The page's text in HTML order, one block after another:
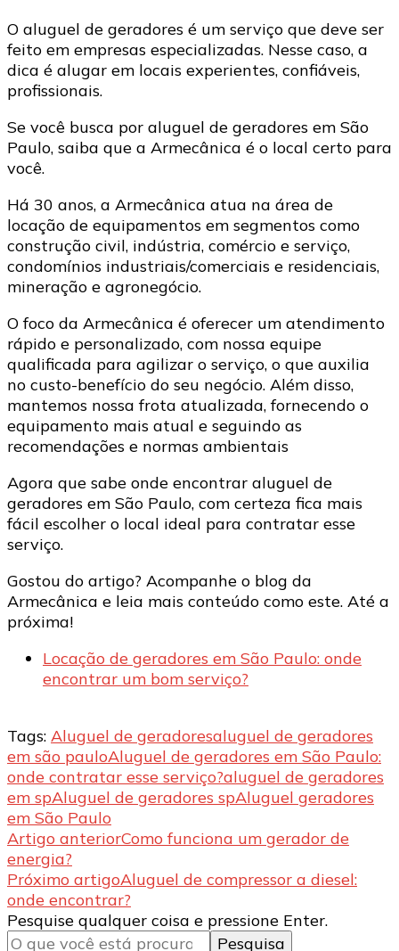
O aluguel de geradores é um serviço que deve ser
feito em empresas especializadas. Nesse caso, a
dica é alugar em locais experientes, confiáveis,
profissionais.
Se você busca por aluguel de geradores em São
Paulo, saiba que a Armecânica é o local certo para
você.
Há 30 anos, a Armecânica atua na área de
locação de equipamentos em segmentos como
construção civil, indústria, comércio e serviço,
condomínios industriais/comerciais e residenciais,
mineração e agronegócio.
O foco da Armecânica é oferecer um atendimento
rápido e personalizado, com nossa equipe
qualificada para agilizar o serviço, o que auxilia
no custo-benefício do seu negócio. Além disso,
mantemos nossa frota atualizada, fornecendo o
equipamento mais atual e seguindo as
recomendações e normas ambientais
Agora que sabe onde encontrar aluguel de
geradores em São Paulo, com certeza fica mais
fácil escolher o local ideal para contratar esse
serviço.
Gostou do artigo? Acompanhe o blog da
Armecânica e leia mais conteúdo como este. Até a
próxima!
Locação de geradores em São Paulo: onde
encontrar um bom serviço?
Tags: Aluguel de geradoresaluguel de geradores
em são pauloAluguel de geradores em São Paulo:
onde contratar esse serviço?aluguel de geradores
em spAluguel de geradores spAluguel geradores
em São Paulo
Navegação
de
post
Artigo anteriorComo funciona um gerador de
energia?
Próximo artigoAluguel de compressor a diesel:
onde encontrar?
Procurando
algo?
Pesquise qualquer coisa e pressione Enter.